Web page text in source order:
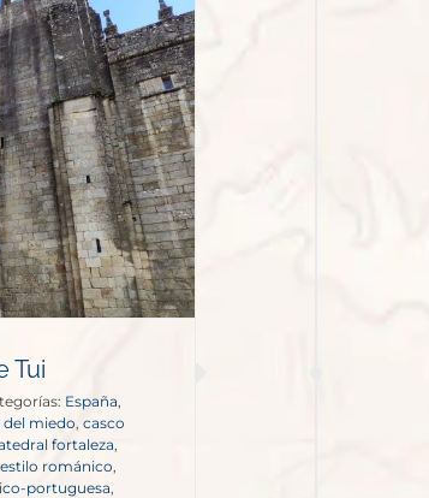
Tui
España
del miedo, casco
fortaleza,
estilo románico
portuguesa